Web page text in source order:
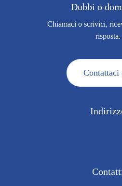
Dubbi o
Chiamaci o scrivici,
risposta.
Contattaci